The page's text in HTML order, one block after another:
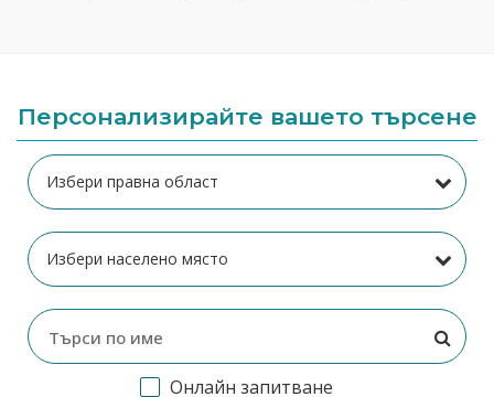
Персонализирайте вашето търсене
Онлайн запитване